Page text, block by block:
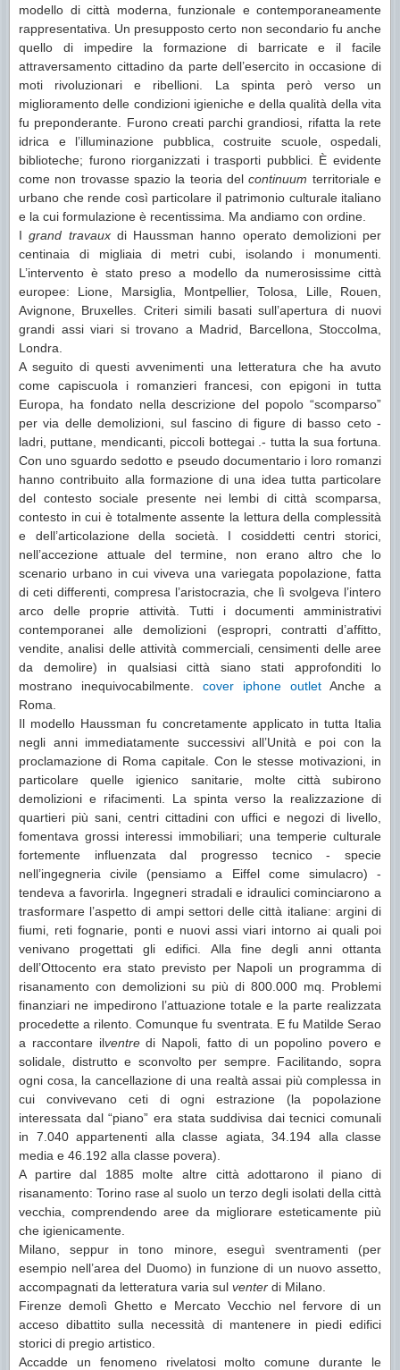
modello di città moderna, funzionale e contemporaneamente
rappresentativa. Un presupposto certo non secondario fu anche
quello di impedire la formazione di barricate e il facile
attraversamento cittadino da parte dell’esercito in occasione di
moti rivoluzionari e ribellioni. La spinta però verso un
miglioramento delle condizioni igieniche e della qualità della vita
fu preponderante. Furono creati parchi grandiosi, rifatta la rete
idrica e l’illuminazione pubblica, costruite scuole, ospedali,
biblioteche; furono riorganizzati i trasporti pubblici. È evidente
come non trovasse spazio la teoria delcontinuum territoriale e
urbano che rende così particolare il patrimonio culturale italiano
e la cui formulazione è recentissima. Ma andiamo con ordine.
Igrand travauxdi Haussman hanno operato demolizioni per
centinaia di migliaia di metri cubi, isolando i monumenti.
L’intervento è stato preso a modello da numerosissime città
europee: Lione, Marsiglia, Montpellier, Tolosa, Lille, Rouen,
Avignone, Bruxelles. Criteri simili basati sull’apertura di nuovi
grandi assi viari si trovano a Madrid, Barcellona, Stoccolma,
Londra.
A seguito di questi avvenimenti una letteratura che ha avuto
come capiscuola i romanzieri francesi, con epigoni in tutta
Europa, ha fondato nella descrizione del popolo “scomparso”
per via delle demolizioni, sul fascino di figure di basso ceto -
ladri, puttane, mendicanti, piccoli bottegai .- tutta la sua fortuna.
Con uno sguardo sedotto e pseudo documentario i loro romanzi
hanno contribuito alla formazione di una idea tutta particolare
del contesto sociale presente nei lembi di città scomparsa,
contesto in cui è totalmente assente la lettura della complessità
e dell’articolazione della società. I cosiddetti centri storici,
nell’accezione attuale del termine, non erano altro che lo
scenario urbano in cui viveva una variegata popolazione, fatta
di ceti differenti, compresa l’aristocrazia, che lì svolgeva l’intero
arco delle proprie attività. Tutti i documenti amministrativi
contemporanei alle demolizioni (espropri, contratti d’affitto,
vendite, analisi delle attività commerciali, censimenti delle aree
da demolire) in qualsiasi città siano stati approfonditi lo
mostrano inequivocabilmente. cover iphone outlet Anche a
Roma.
Il modello Haussman fu concretamente applicato in tutta Italia
negli anni immediatamente successivi all’Unità e poi con la
proclamazione di Roma capitale. Con le stesse motivazioni, in
particolare quelle igienico sanitarie, molte città subirono
demolizioni e rifacimenti. La spinta verso la realizzazione di
quartieri più sani, centri cittadini con uffici e negozi di livello,
fomentava grossi interessi immobiliari; una temperie culturale
fortemente influenzata dal progresso tecnico - specie
nell’ingegneria civile (pensiamo a Eiffel come simulacro) -
tendeva a favorirla. Ingegneri stradali e idraulici cominciarono a
trasformare l’aspetto di ampi settori delle città italiane: argini di
fiumi, reti fognarie, ponti e nuovi assi viari intorno ai quali poi
venivano progettati gli edifici. Alla fine degli anni ottanta
dell’Ottocento era stato previsto per Napoli un programma di
risanamento con demolizioni su più di 800.000 mq. Problemi
finanziari ne impedirono l’attuazione totale e la parte realizzata
procedette a rilento. Comunque fu sventrata. E fu Matilde Serao
a raccontare ilventredi Napoli, fatto di un popolino povero e
solidale, distrutto e sconvolto per sempre. Facilitando, sopra
ogni cosa, la cancellazione di una realtà assai più complessa in
cui convivevano ceti di ogni estrazione (la popolazione
interessata dal “piano” era stata suddivisa dai tecnici comunali
in 7.040 appartenenti alla classe agiata, 34.194 alla classe
media e 46.192 alla classe povera).
A partire dal 1885 molte altre città adottarono il piano di
risanamento: Torino rase al suolo un terzo degli isolati della città
vecchia, comprendendo aree da migliorare esteticamente più
che igienicamente.
Milano, seppur in tono minore, eseguì sventramenti (per
esempio nell’area del Duomo) in funzione di un nuovo assetto,
accompagnati da letteratura varia sul venter di Milano.
Firenze demolì Ghetto e Mercato Vecchio nel fervore di un
acceso dibattito sulla necessità di mantenere in piedi edifici
storici di pregio artistico.
Accadde un fenomeno rivelatosi molto comune durante le